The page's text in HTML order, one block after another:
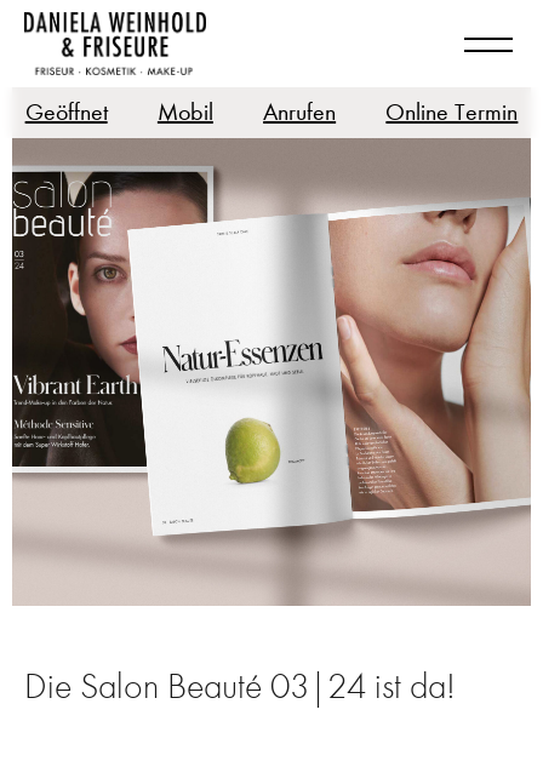
Geöffnet Mobil Anrufen Online Termin
Die Salon Beauté 03|24 ist da!